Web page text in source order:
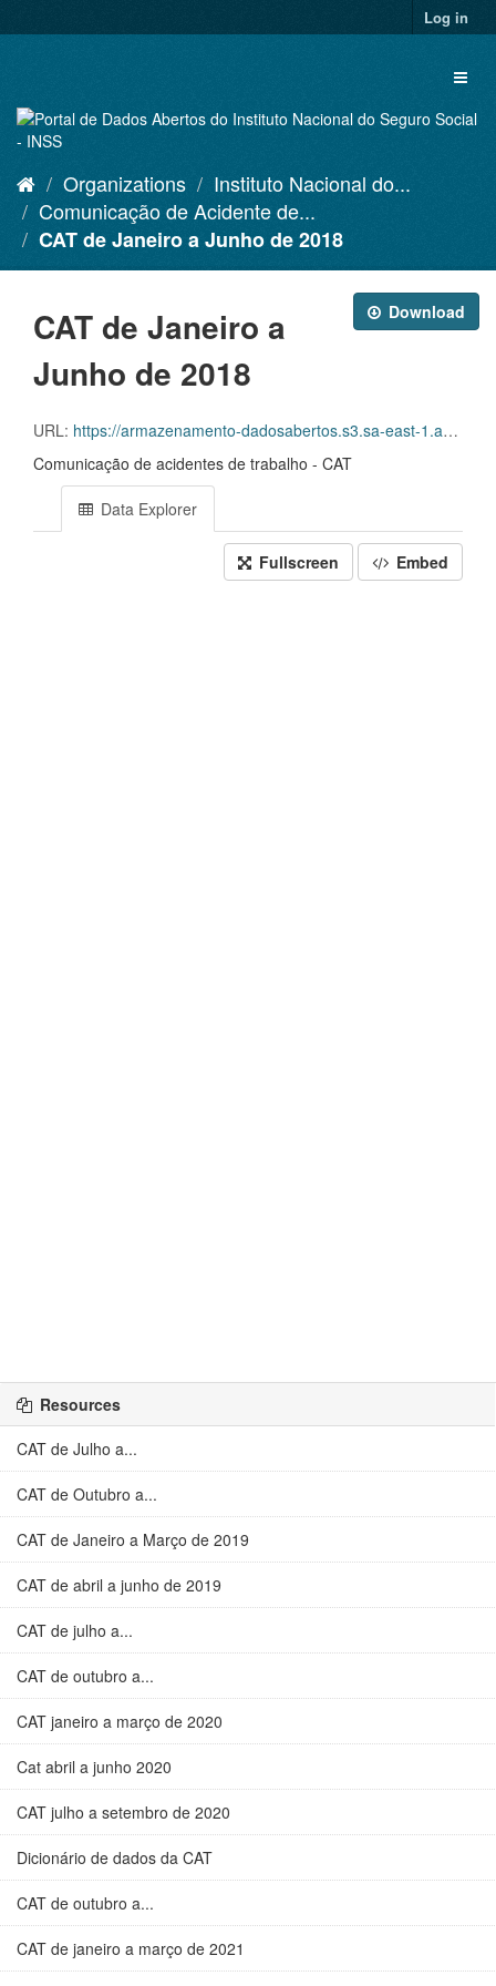
to
Log in
Organizations
Instituto Nacional do...
Comunicação de Acidente de...
CAT de Janeiro a Junho de 2018
Download
CAT de Janeiro a
Junho de 2018
URL: https://armazenamento-dadosabertos.s3.sa-east-1.amazonaws.com/PDA_2023_2025/Grupos_de_dados/Comunica%C3%A7%C3%B5es+de+Acidente+de+Trabalho+%E2%80%93+CAT/CATS+EMITIDAS_JANEIRO+A+JUNHO_2018+(2)+(1).xlsx
Comunicação de acidentes de trabalho - CAT
Data Explorer
Fullscreen Embed
Resources
CAT de Julho a...
CAT de Outubro a...
CAT de Janeiro a Março de 2019
CAT de abril a junho de 2019
CAT de julho a...
CAT de outubro a...
CAT janeiro a março de 2020
Cat abril a junho 2020
CAT julho a setembro de 2020
Dicionário de dados da CAT
CAT de outubro a...
CAT de janeiro a março de 2021